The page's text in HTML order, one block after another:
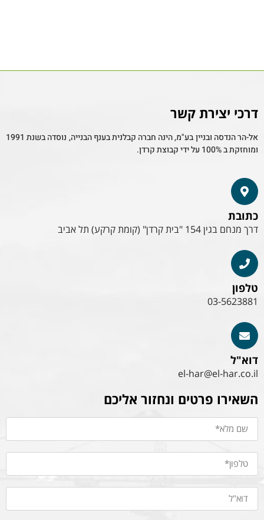
דרכי יצירת קשר
אל-הר הנדסה ובניין בע"מ, הינה חברה קבלנית בענף הבנייה, נוסדה בשנת 1991
ומוחזקת ב 100% על ידי קבוצת קרדן.
כתובת
דרך מנחם בגין 154 "בית קרדן" (קומת קרקע) תל אביב
טלפון
03-5623881
דוא"ל
el-har@el-har.co.il
השאירו פרטים ונחזור אליכם